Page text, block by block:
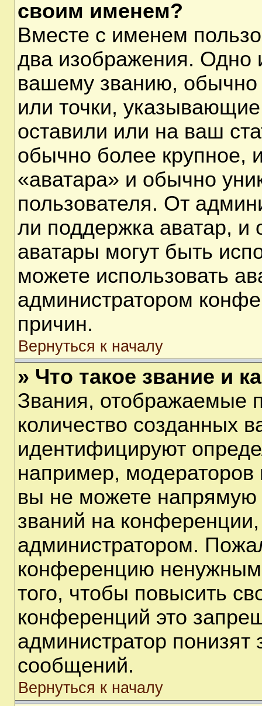
своим именем?
Вместе с именем
два изображения. Одно
вашему званию, обычно
или точки,
оставили или на ваш
обычно более крупное,
«аватара» и обычно
пользователя. От
ли поддержка аватар, и
аватары могут быть
можете использовать
администратором
причин.
Вернуться к началу
» Что такое звание и
Звания, отображаемые
количество созданных
идентифицируют
например,
вы не можете напрямую
званий на
администратором.
конференцию
того, чтобы повысить
конференций это
администратор понизят
сообщений.
Вернуться к началу